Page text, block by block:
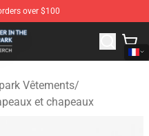
over $100
Shop - Official The Catcher
Vêtements/
et chapeaux